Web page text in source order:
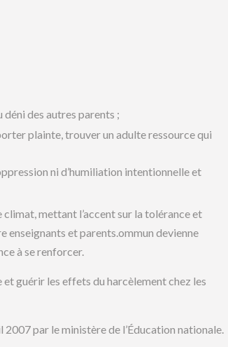
déni des autres parents ;
plainte, trouver un adulte ressource qui
ni d’humiliation intentionnelle et
mettant l’accent sur la tolérance et
enseignants et parents.ommun devienne
à se renforcer.
guérir les effets du harcèlement chez les
par le ministère de l’Éducation nationale.